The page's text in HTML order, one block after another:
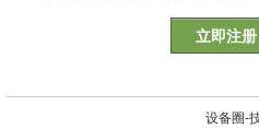
立即注册
设备圈-